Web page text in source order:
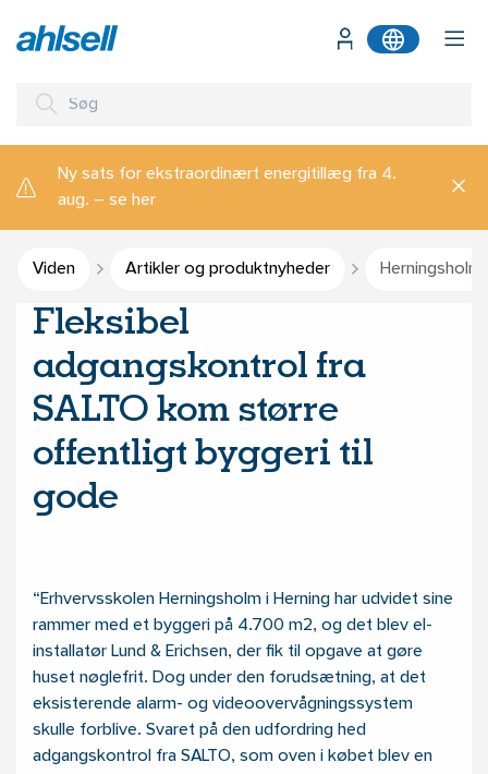
Ny sats for ekstraordinært energitillæg fra 4.
aug. – se her
Viden Artikler og produktnyheder Herningsholm
Fleksibel
adgangskontrol fra
SALTO kom større
offentligt byggeri til
gode
Erhvervsskolen Herningsholm i Herning har udvidet sine
rammer med et byggeri på 4.700 m2, og det blev el-
installatør Lund & Erichsen, der fik til opgave at gøre
huset nøglefrit. Dog under den forudsætning, at det
eksisterende alarm- og videoovervågningssystem
skulle forblive. Svaret på den udfordring hed
adgangskontrol fra SALTO, som oven i købet blev en